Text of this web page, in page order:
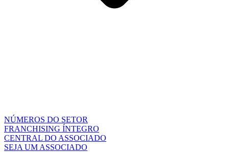
NÚMEROS DO SETOR
FRANCHISING ÍNTEGRO
CENTRAL DO ASSOCIADO
SEJA UM ASSOCIADO